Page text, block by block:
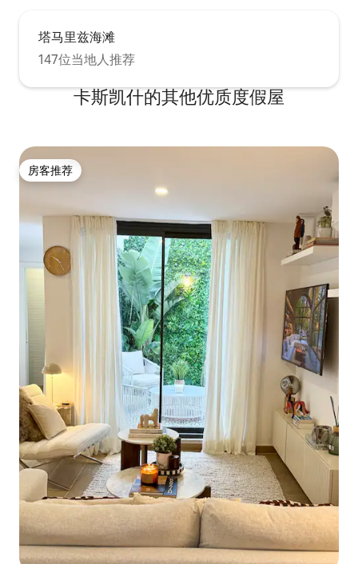
塔马里兹海滩
147位当地人推荐
卡斯凯什的其他优质度假屋
房客推荐
房客推荐